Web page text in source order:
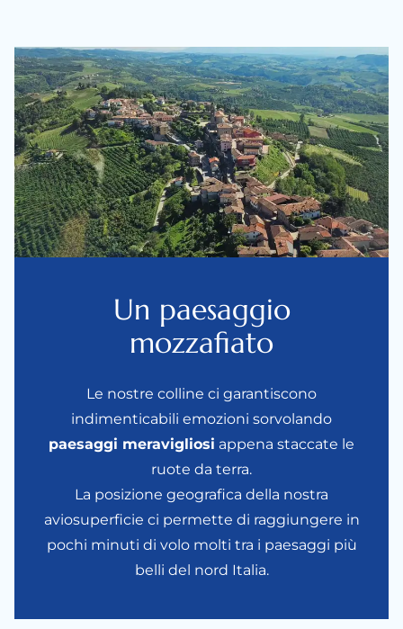
Un paesaggio
mozzafiato
Le nostre colline ci garantiscono
indimenticabili emozioni sorvolando
paesaggi meravigliosi appena staccate le
ruote da terra.
La posizione geografica della nostra
aviosuperficie ci permette di raggiungere in
pochi minuti di volo molti tra i paesaggi più
belli del nord Italia.